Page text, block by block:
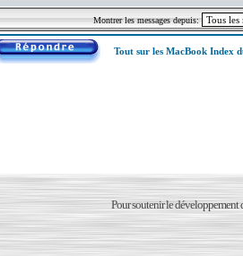
Montrer les messages depuis:
Tout sur les MacBook Index
Pour soutenir le développement